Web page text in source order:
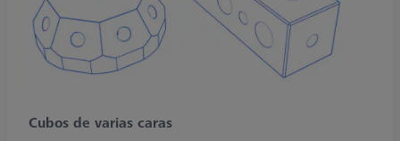
Cubos de varias caras